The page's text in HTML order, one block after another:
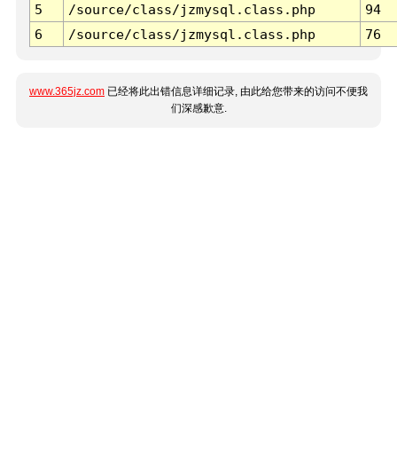
5
/source/class/jzmysql.class.php
94
6
/source/class/jzmysql.class.php 76
www.365jz.com 已经将此出错信息详细记录, 由此给您带来的访问不便我
们深感歉意.